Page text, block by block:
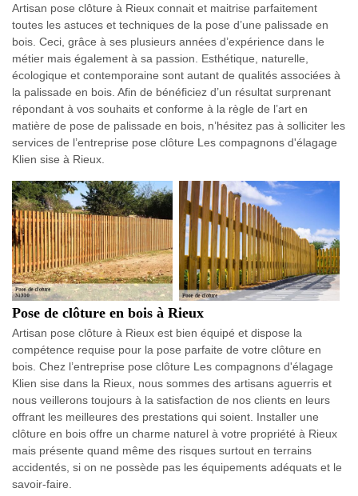
Artisan pose clôture à Rieux connait et maitrise parfaitement
toutes les astuces et techniques de la pose d’une palissade en
bois. Ceci, grâce à ses plusieurs années d’expérience dans le
métier mais également à sa passion. Esthétique, naturelle,
écologique et contemporaine sont autant de qualités associées à
la palissade en bois. Afin de bénéficiez d’un résultat surprenant
répondant à vos souhaits et conforme à la règle de l’art en
matière de pose de palissade en bois, n’hésitez pas à solliciter les
services de l’entreprise pose clôture Les compagnons d'élagage
Klien sise à Rieux.
Pose de clôture en bois à Rieux
Artisan pose clôture à Rieux est bien équipé et dispose la
compétence requise pour la pose parfaite de votre clôture en
bois. Chez l’entreprise pose clôture Les compagnons d'élagage
Klien sise dans la Rieux, nous sommes des artisans aguerris et
nous veillerons toujours à la satisfaction de nos clients en leurs
offrant les meilleures des prestations qui soient. Installer une
clôture en bois offre un charme naturel à votre propriété à Rieux
mais présente quand même des risques surtout en terrains
accidentés, si on ne possède pas les équipements adéquats et le
savoir-faire.